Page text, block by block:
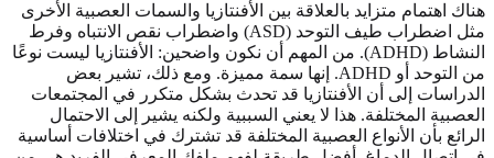
هناك اهتمام متزايد بالعلاقة بين الأفنتازيا والسمات العصبية الأخرى
مثل اضطراب طيف التوحد (ASD) واضطراب نقص الانتباه وفرط
النشاط (ADHD). من المهم أن نكون واضحين: الأفنتازيا ليست نوعًا
من التوحد أو ADHD. إنها سمة مميزة. ومع ذلك، تشير بعض
الدراسات إلى أن الأفنتازيا قد تحدث بشكل متكرر في المجتمعات
العصبية المختلفة. هذا لا يعني السببية ولكنه يشير إلى الاحتمال
الرائع بأن الأنواع العصبية المختلفة قد تشترك في اختلافات أساسية